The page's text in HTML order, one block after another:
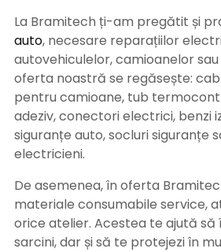
La Bramitech ți-am pregătit și
auto, necesare reparațiilor
autovehiculelor, camioanelor
oferta noastră se regăsește:
pentru camioane, tub
adeziv, conectori electrici, benzi
siguranțe auto, socluri siguranțe
electricieni.
De asemenea, în oferta
materiale consumabile service,
orice atelier. Acestea te ajută să
sarcini, dar și să te protejezi în